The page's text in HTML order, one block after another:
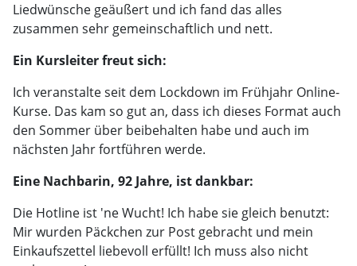
Liedwünsche geäußert und ich fand das alles
zusammen sehr gemeinschaftlich und nett.
Ein Kursleiter freut sich:
Ich veranstalte seit dem Lockdown im Frühjahr Online-
Kurse. Das kam so gut an, dass ich dieses Format auch
den Sommer über beibehalten habe und auch im
nächsten Jahr fortführen werde.
Eine Nachbarin, 92 Jahre, ist dankbar:
Die Hotline ist 'ne Wucht! Ich habe sie gleich benutzt:
Mir wurden Päckchen zur Post gebracht und mein
Einkaufszettel liebevoll erfüllt! Ich muss also nicht